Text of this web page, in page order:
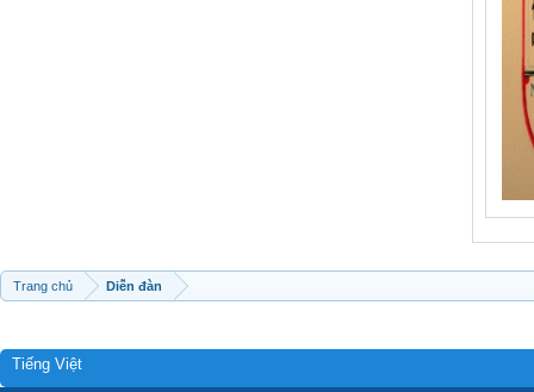
Trang chủ Diễn đàn
Tiếng Việt